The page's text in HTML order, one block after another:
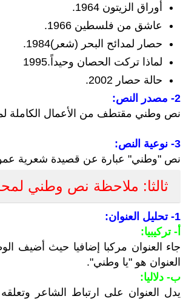
أوراق الزيتون 1964.
عاشق من فلسطين 1966.
حصار لمدائح البحر (شعر)1984.
لماذا تركت الحصان وحيداً.1995
حالة حصار 2002.
2- مصدر النص:
نص وطني مقتطف من الأعمال الكاملة
3- نوعية النص:
نص "وطني" عبارة عن قصيدة شعرية
ثالثا: ملاحظة نص وطني
1- تحليل العنوان:
أ- تركيبيا:
جاء العنوان مركبا إضافيا حيث أضيف
العنوان هو "يا وطني".
ب- دلاليا:
يدل العنوان على ارتباط الشاعر